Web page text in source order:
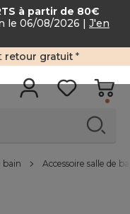
à partir de 80
le 06/08/2026 | J'en
retour gratuit *
bain Accessoire salle de